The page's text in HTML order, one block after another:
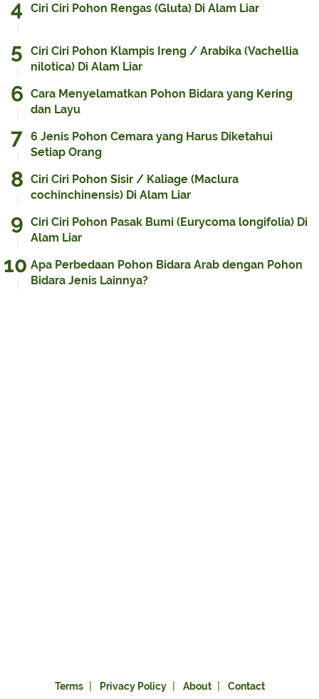
Ciri Ciri Pohon Rengas (Gluta) Di Alam Liar
Ciri Ciri Pohon Klampis Ireng / Arabika (Vachellia
nilotica) Di Alam Liar
Cara Menyelamatkan Pohon Bidara yang Kering
dan Layu
6 Jenis Pohon Cemara yang Harus Diketahui
Setiap Orang
Ciri Ciri Pohon Sisir / Kaliage (Maclura
cochinchinensis) Di Alam Liar
Ciri Ciri Pohon Pasak Bumi (Eurycoma longifolia) Di
Alam Liar
Apa Perbedaan Pohon Bidara Arab dengan Pohon
Bidara Jenis Lainnya?
Terms Privacy Policy About Contact